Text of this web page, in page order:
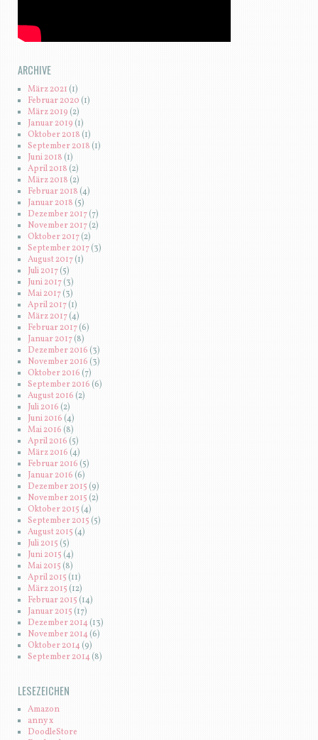
ARCHIVE
März 2021(1)
Februar 2020 (1)
März 2019 (2)
Januar 2019 (1)
Oktober 2018 (1)
September 2018 (1)
Juni 2018 (1)
April 2018 (2)
März 2018 (2)
Februar 2018(4)
Januar 2018 (5)
Dezember 2017(7)
November 2017(2)
Oktober 2017(2)
September 2017(3)
August 2017(1)
Juli 2017(5)
Juni 2017(3)
Mai 2017(3)
April 2017(1)
März 2017(4)
Februar 2017(6)
Januar 2017(8)
Dezember 2016 (3)
November 2016 (3)
Oktober 2016 (7)
September 2016 (6)
August 2016(2)
Juli 2016 (2)
Juni 2016 (4)
Mai 2016 (8)
April 2016 (5)
März 2016 (4)
Februar 2016(5)
Januar 2016 (6)
Dezember 2015 (9)
November 2015 (2)
Oktober 2015 (4)
September 2015 (5)
August 2015 (4)
Juli 2015 (5)
Juni 2015 (4)
Mai 2015(8)
April 2015 (11)
März 2015(12)
Februar 2015 (14)
Januar 2015 (17)
Dezember 2014(13)
November 2014(6)
Oktober 2014(9)
September 2014(8)
LESEZEICHEN
Amazon
anny x
DoodleStore